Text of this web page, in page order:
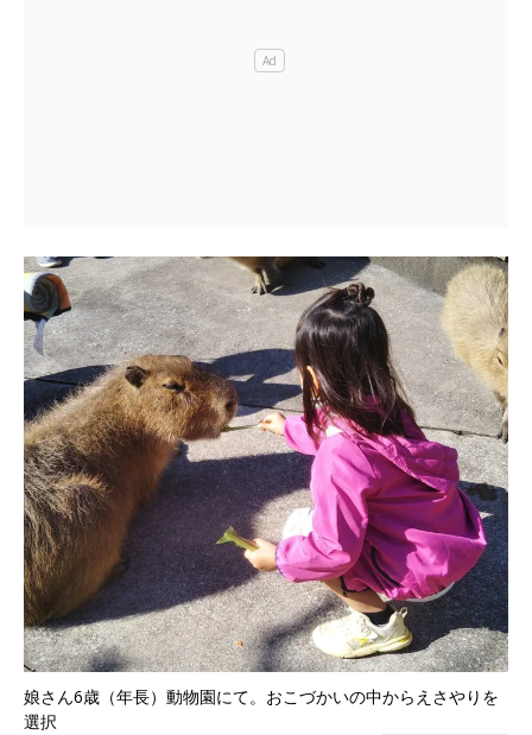
娘さん6歳（年長）動物園にて。おこづかいの中からえさやりを
選択